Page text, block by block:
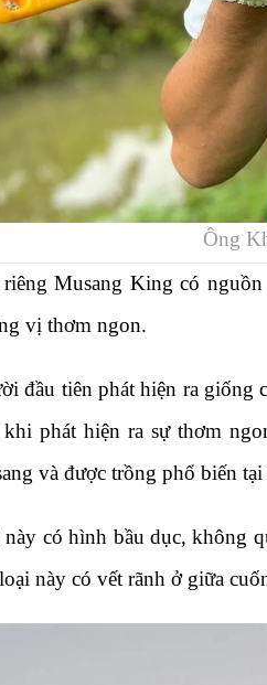
Ông
riêng Musang King có
vị thơm ngon.
đầu tiên phát hiện ra giống
khi phát hiện ra sự thơm
và được trồng phổ biến
này có hình bầu dục, không
này có vết rãnh ở giữa